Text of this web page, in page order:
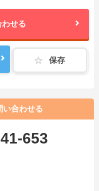
わせる
保存
い合わせる
653